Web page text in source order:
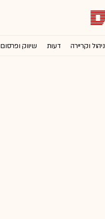
ניהול וקריירה דעות שיווק ופרסום